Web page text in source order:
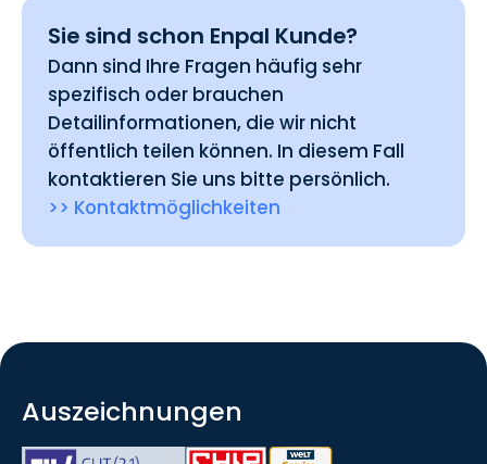
Sie sind schon Enpal Kunde?
Dann sind Ihre Fragen häufig sehr
spezifisch oder brauchen
Detailinformationen, die wir nicht
öffentlich teilen können. In diesem Fall
kontaktieren Sie uns bitte persönlich.
>> Kontaktmöglichkeiten
Auszeichnungen